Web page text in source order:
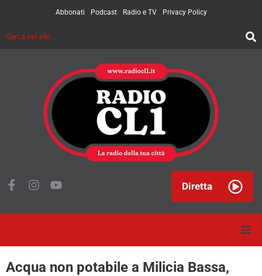
Abbonati Podcast Radio e TV Privacy Policy
Diretta
Acqua non potabile a Milicia Bassa,